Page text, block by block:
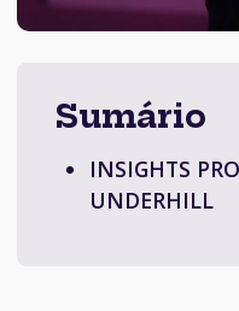
Sumário
INSIGHTS
UNDERHILL